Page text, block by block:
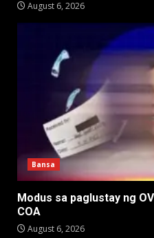
August 6, 2026
Bansa
Modus sa paglustay ng
COA
August 6, 2026